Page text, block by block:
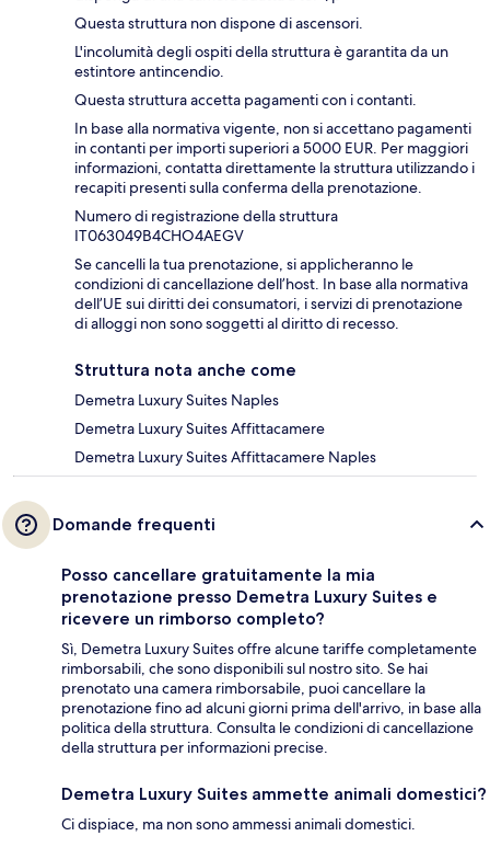
Questa struttura non dispone di ascensori.
L'incolumità degli ospiti della struttura è garantita da un
estintore antincendio.
Questa struttura accetta pagamenti con i contanti.
In base alla normativa vigente, non si accettano pagamenti
in contanti per importi superiori a 5000 EUR. Per maggiori
informazioni, contatta direttamente la struttura utilizzando i
recapiti presenti sulla conferma della prenotazione.
Numero di registrazione della struttura
IT063049B4CHO4AEGV
Se cancelli la tua prenotazione, si applicheranno le
condizioni di cancellazione dell’host. In base alla normativa
dell’UE sui diritti dei consumatori, i servizi di prenotazione
di alloggi non sono soggetti al diritto di recesso.
Struttura nota anche come
Demetra Luxury Suites Naples
Demetra Luxury Suites Affittacamere
Demetra Luxury Suites Affittacamere Naples
Domande frequenti
Posso cancellare gratuitamente la mia
prenotazione presso Demetra Luxury Suites e
ricevere un rimborso completo?
Sì, Demetra Luxury Suites offre alcune tariffe completamente
rimborsabili, che sono disponibili sul nostro sito. Se hai
prenotato una camera rimborsabile, puoi cancellare la
prenotazione fino ad alcuni giorni prima dell'arrivo, in base alla
politica della struttura. Consulta le condizioni di cancellazione
della struttura per informazioni precise.
Demetra Luxury Suites ammette animali domestici?
Ci dispiace, ma non sono ammessi animali domestici.